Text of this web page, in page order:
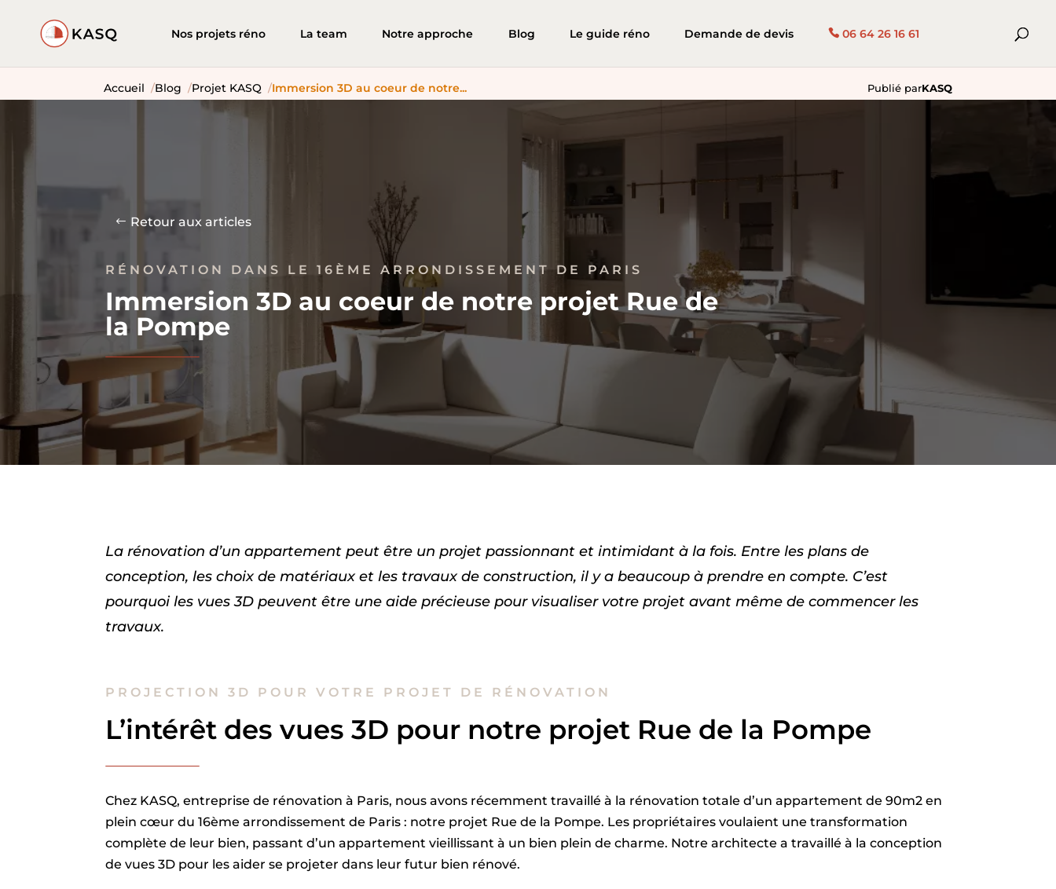
Nos projets réno La team Notre approche Blog Le guide réno Demande de devis 06 64 26 16 61
Accueil Blog Projet KASQ Immersion 3D au coeur de notre... Publié parKASQ
Retour aux articles
RÉNOVATION DANS LE 16ÈME ARRONDISSEMENT DE PARIS
Immersion 3D au coeur de notre projet Rue de
la Pompe
La rénovation d’un appartement peut être un projet passionnant et intimidant à la fois. Entre les plans de
conception, les choix de matériaux et les travaux de construction, il y a beaucoup à prendre en compte. C’est
pourquoi les vues 3D peuvent être une aide précieuse pour visualiser votre projet avant même de commencer les
travaux.
PROJECTION 3D POUR VOTRE PROJET DE RÉNOVATION
L’intérêt des vues 3D pour notre projet Rue de la Pompe
Chez KASQ, entreprise de rénovation à Paris, nous avons récemment travaillé à la rénovation totale d’un appartement de 90m2 en
plein cœur du 16ème arrondissement de Paris : notre projet Rue de la Pompe. Les propriétaires voulaient une transformation
complète de leur bien, passant d’un appartement vieillissant à un bien plein de charme. Notre architecte a travaillé à la conception
de vues 3D pour les aider se projeter dans leur futur bien rénové.